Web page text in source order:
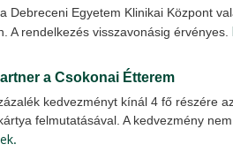
Debreceni Egyetem Klinikai Központ
A rendelkezés visszavonásig érvényes.
a Csokonai Étterem
kedvezményt kínál 4 fő részére
felmutatásával. A kedvezmény